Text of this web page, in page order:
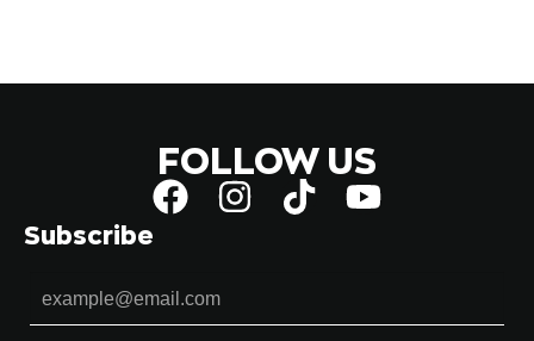
FOLLOW US
Subscribe